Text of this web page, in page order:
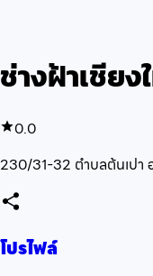
ช่างฝ้าเชียง
0.0
230/31-32 ตำบลต้นเปา
โปรไฟล์